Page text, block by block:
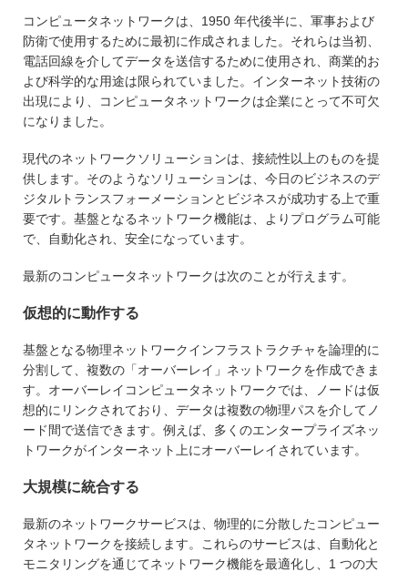
コンピュータネットワークは、1950 年代後半に、軍事および
防衛で使用するために最初に作成されました。それらは当初、
電話回線を介してデータを送信するために使用され、商業的お
よび科学的な用途は限られていました。インターネット技術の
出現により、コンピュータネットワークは企業にとって不可欠
になりました。
現代のネットワークソリューションは、接続性以上のものを提
供します。そのようなソリューションは、今日のビジネスのデ
ジタルトランスフォーメーションとビジネスが成功する上で重
要です。基盤となるネットワーク機能は、よりプログラム可能
で、自動化され、安全になっています。
最新のコンピュータネットワークは次のことが行えます。
仮想的に動作する
基盤となる物理ネットワークインフラストラクチャを論理的に
分割して、複数の「オーバーレイ」ネットワークを作成できま
す。オーバーレイコンピュータネットワークでは、ノードは仮
想的にリンクされており、データは複数の物理パスを介してノ
ード間で送信できます。例えば、多くのエンタープライズネッ
トワークがインターネット上にオーバーレイされています。
大規模に統合する
最新のネットワークサービスは、物理的に分散したコンピュー
タネットワークを接続します。これらのサービスは、自動化と
モニタリングを通じてネットワーク機能を最適化し、1 つの大